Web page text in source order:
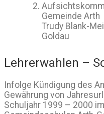
Gemeinde Arth
Trudy Blank-
Goldau
Lehrerwahlen –
Infolge Kündigung des
Gewährung von
Schuljahr 1999 – 2000